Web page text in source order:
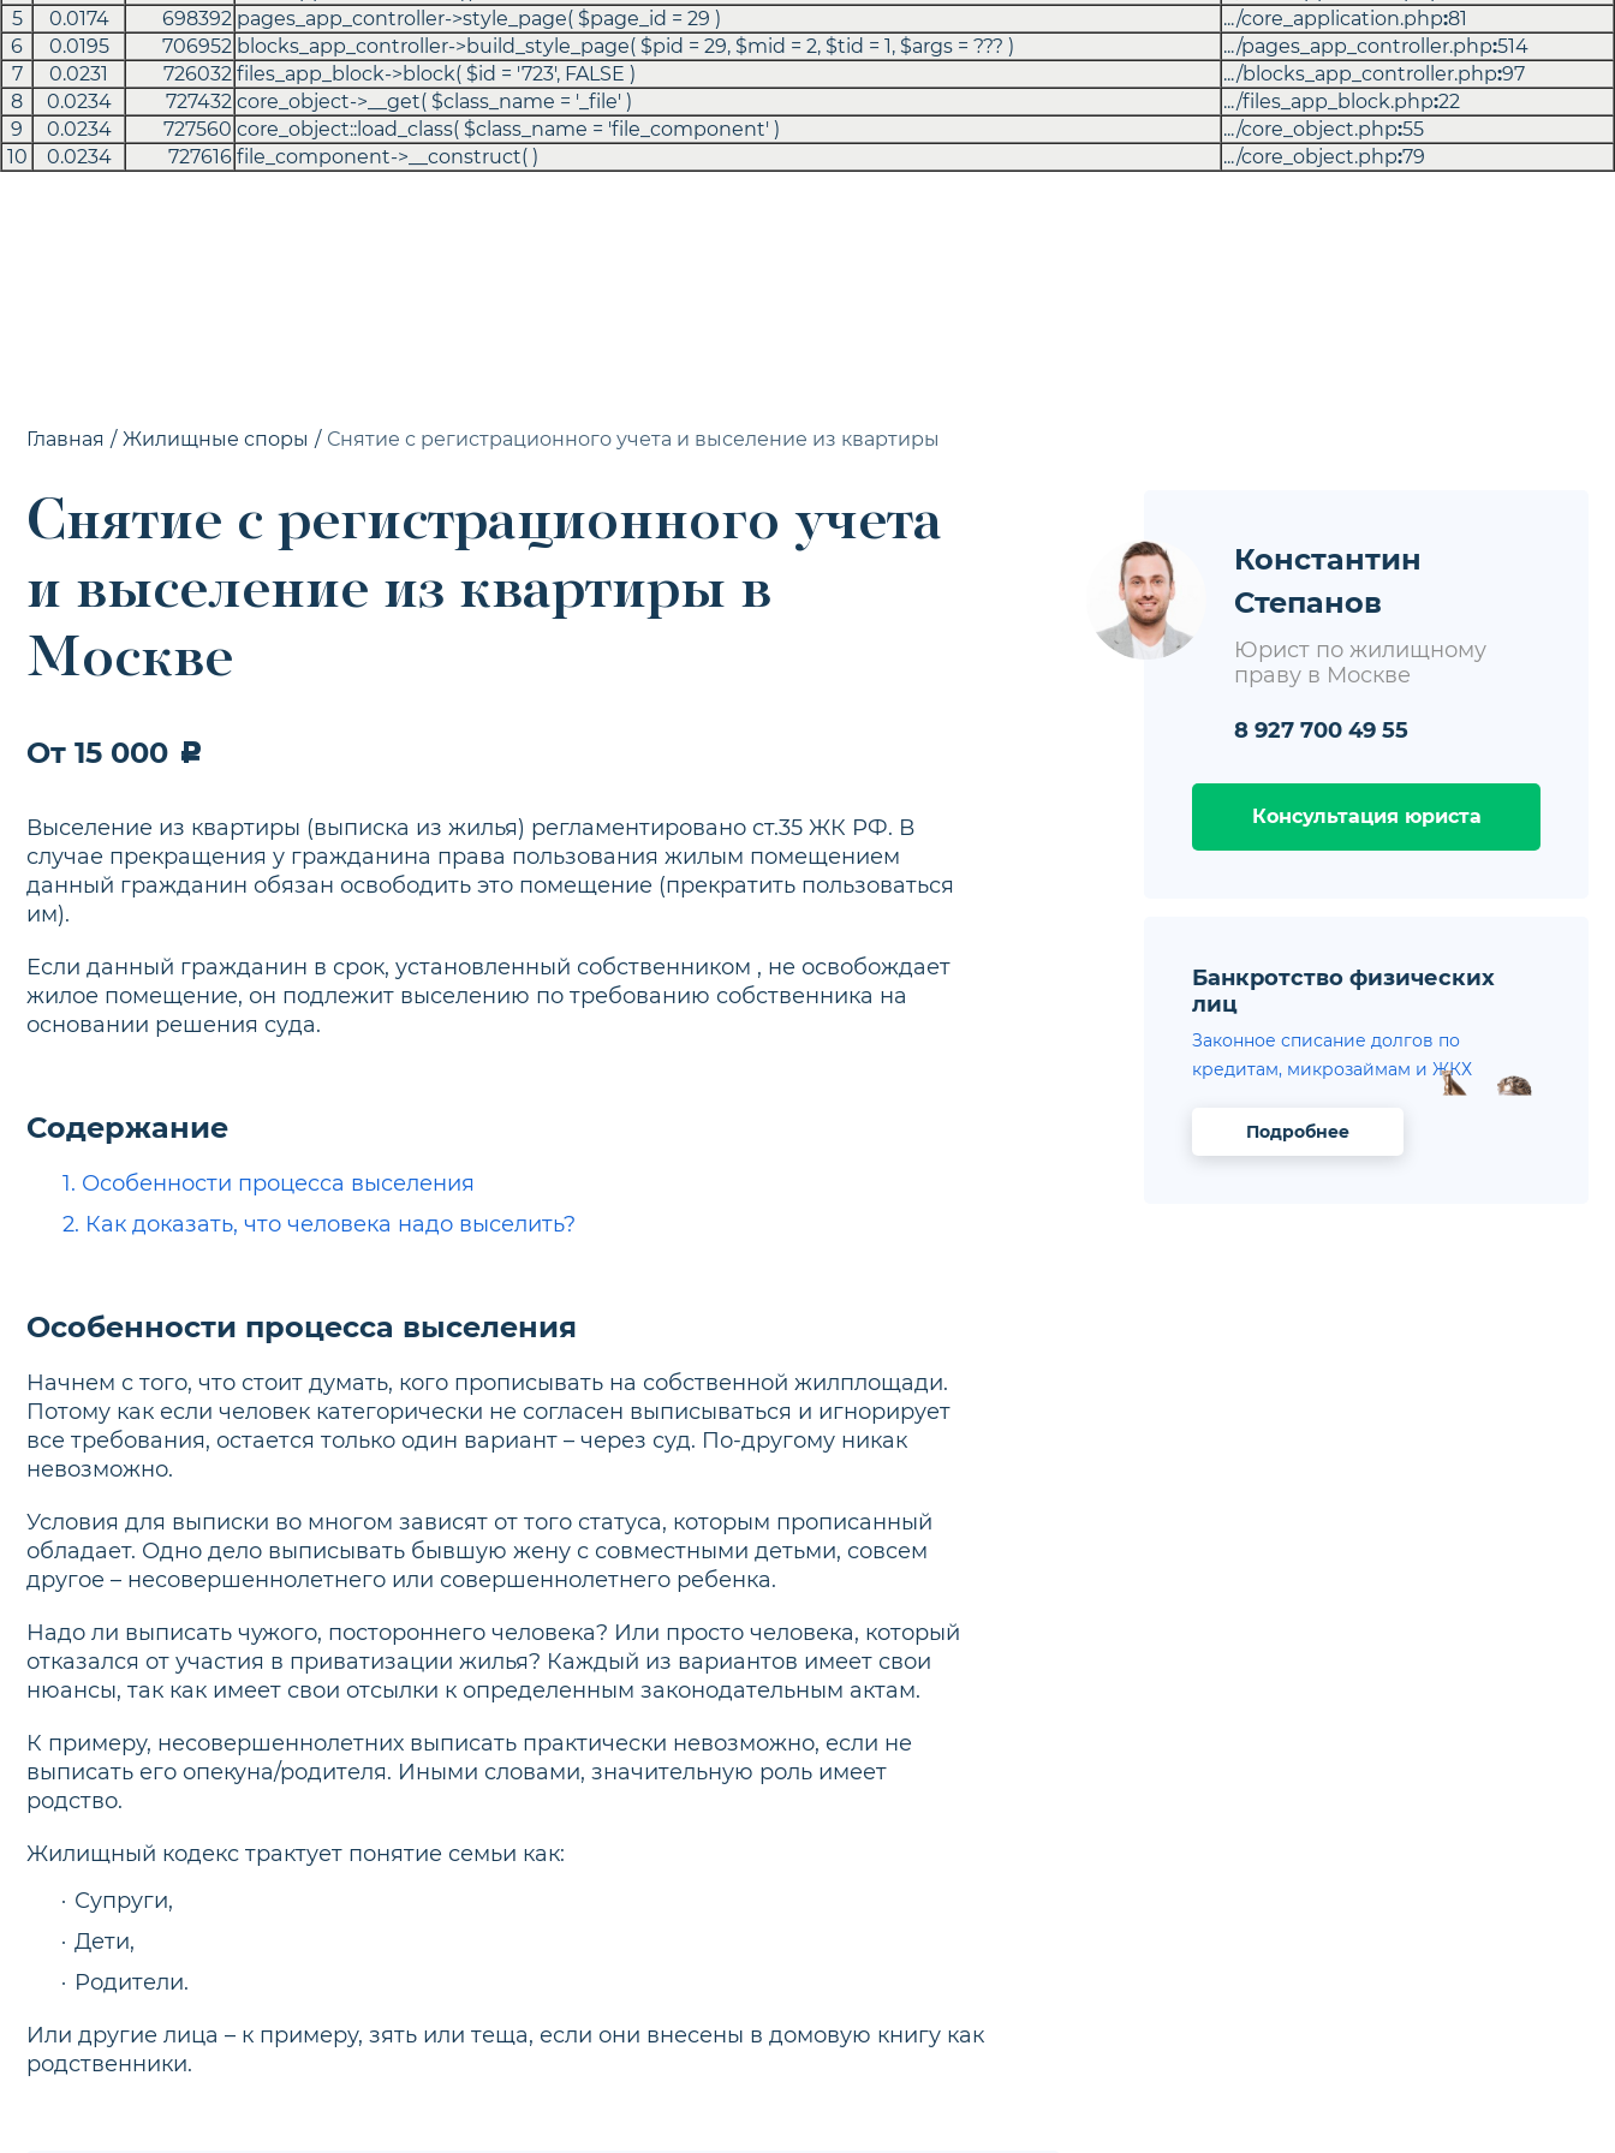
5
0.0174 698392 pages_app_controller->style_page( $page_id = 29 ) .../core_application.php:81
6
0.0195 706952 blocks_app_controller->build_style_page( $pid = 29, $mid = 2, $tid = 1, $args = ??? ) .../pages_app_controller.php:514
7
0.0231 726032 files_app_block->block( $id = '723', FALSE ) .../blocks_app_controller.php:97
8
0.0234 727432 core_object->__get( $class_name = '_file' ) .../files_app_block.php:22
9
0.0234 727560 core_object::load_class( $class_name = 'file_component' ) .../core_object.php:55
10
0.0234 727616 file_component->__construct( ) .../core_object.php:79
Главная / Жилищные споры / Снятие с регистрационного учета и выселение из квартиры
Снятие с регистрационного учета
и выселение из квартиры в
Москве
От 15 000
Выселение из квартиры (выписка из жилья) регламентировано ст.35 ЖК РФ. В
случае прекращения у гражданина права пользования жилым помещением
данный гражданин обязан освободить это помещение (прекратить пользоваться
им).
Если данный гражданин в срок, установленный собственником , не освобождает
жилое помещение, он подлежит выселению по требованию собственника на
основании решения суда.
Содержание
1. Особенности процесса выселения
2. Как доказать, что человека надо выселить?
Особенности процесса выселения
Начнем с того, что стоит думать, кого прописывать на собственной жилплощади.
Потому как если человек категорически не согласен выписываться и игнорирует
все требования, остается только один вариант – через суд. По-другому никак
невозможно.
Условия для выписки во многом зависят от того статуса, которым прописанный
обладает. Одно дело выписывать бывшую жену с совместными детьми, совсем
другое – несовершеннолетнего или совершеннолетнего ребенка.
Надо ли выписать чужого, постороннего человека? Или просто человека, который
отказался от участия в приватизации жилья? Каждый из вариантов имеет свои
нюансы, так как имеет свои отсылки к определенным законодательным актам.
К примеру, несовершеннолетних выписать практически невозможно, если не
выписать его опекуна/родителя. Иными словами, значительную роль имеет
родство.
Жилищный кодекс трактует понятие семьи как:
Супруги,
Дети,
Родители.
Или другие лица – к примеру, зять или теща, если они внесены в домовую книгу как
родственники.
Константин
Степанов
Юрист по жилищному
праву в Москве
8 927 700 49 55
Консультация юриста
Банкротство физических
лиц
Законное списание долгов по
кредитам, микрозаймам и ЖКХ
Подробнее